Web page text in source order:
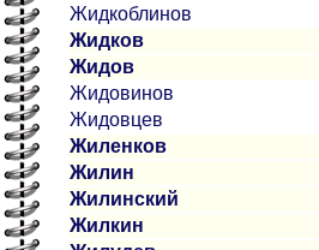
Жидкоблинов
Жидков
Жидов
Жидовинов
Жидовцев
Жиленков
Жилин
Жилинский
Жилкин